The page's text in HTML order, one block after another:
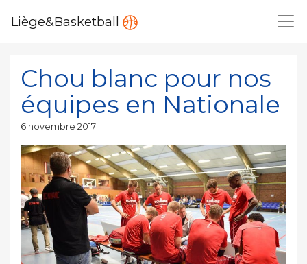
Liège&Basketball
Chou blanc pour nos
équipes en Nationale
Publié
6 novembre 2017